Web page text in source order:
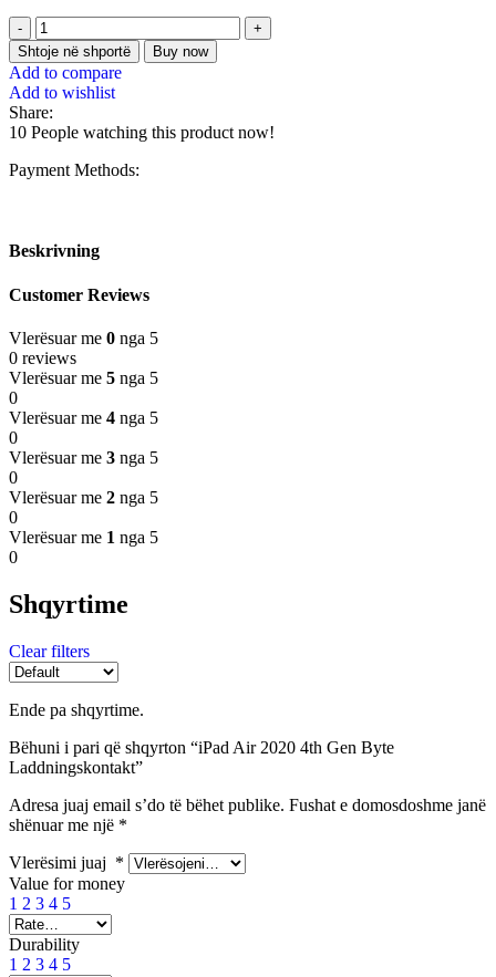
Shtoje në shportë Buy now
Add to compare
Add to wishlist
Share:
10 People watching this product now!
Payment Methods:
Beskrivning
Customer Reviews
Vlerësuar me 0 nga 5
0 reviews
Vlerësuar me 5 nga 5
0
Vlerësuar me 4 nga 5
0
Vlerësuar me 3 nga 5
0
Vlerësuar me 2 nga 5
0
Vlerësuar me 1 nga 5
0
Shqyrtime
Clear filters
Ende pa shqyrtime.
Bëhuni i pari që shqyrton “iPad Air 2020 4th Gen Byte
Laddningskontakt”
Adresa juaj email s’do të bëhet publike. Fushat e domosdoshme janë
shënuar me një *
Vlerësimi juaj *
Value for money
1 2 3 4 5
Durability
1 2 3 4 5